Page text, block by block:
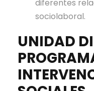
diferentes
sociolaboral.
UNIDAD